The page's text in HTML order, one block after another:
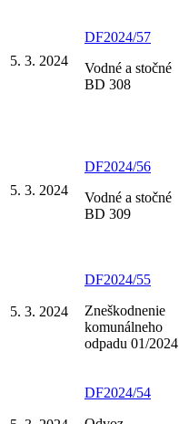
5. 3. 2024
DF2024/57
Vodné a stočné
BD 308
5. 3. 2024
DF2024/56
Vodné a stočné
BD 309
5. 3. 2024
DF2024/55
Zneškodnenie
komunálneho
odpadu 01/2024
DF2024/54